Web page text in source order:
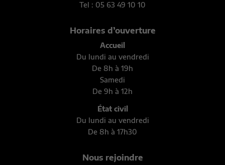
Tel : 05 63 49 10 10
Horaires d’ouverture
Accueil
Du lundi au vendredi
De 8h à 19h
Samedi
De 9h à 12h
État civil
Du lundi au vendredi
De 8h à 17h30
Nous rejoindre